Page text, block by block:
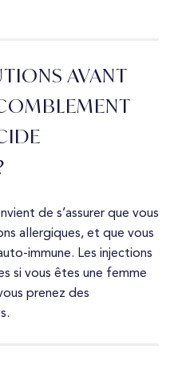
AVANT
de s’assurer que vous
allergiques, et que vous
immune. Les injections
si vous êtes une femme
prenez des